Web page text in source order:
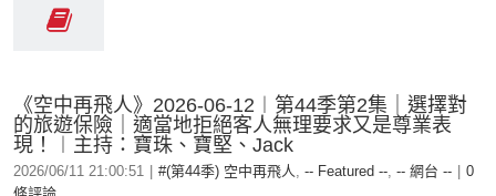
《空中再飛人》2026-06-12︱第44季第2集｜選擇對
的旅遊保險｜適當地拒絕客人無理要求又是尊業表
現！︱主持：寶珠、寶堅、Jack
2026/06/11 21:00:51 #(第44季) 空中再飛人, -- Featured --, -- 網台 --
0